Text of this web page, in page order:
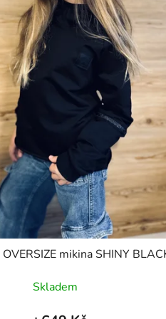
mikina SHINY
Skladem